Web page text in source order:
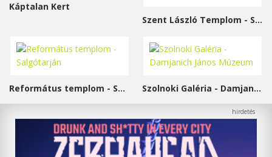
Káptalan Kert
Szent László Templom - Sárvár
Református templom - Salgótarján Szolnoki Galéria - Damjanich János Múzeum